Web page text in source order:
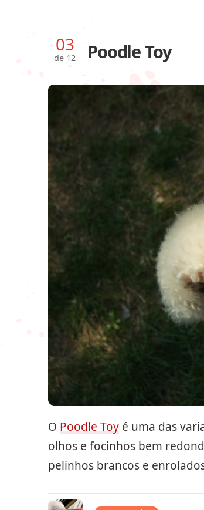
03
de 12 Poodle Toy
O Poodle Toy é uma das
olhos e focinhos bem
pelinhos brancos e